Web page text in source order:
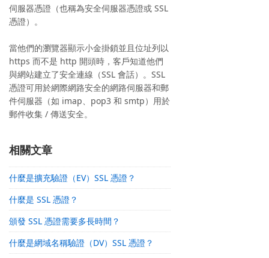
伺服器憑證（也稱為安全伺服器憑證或 SSL
憑證）。
當他們的瀏覽器顯示小金掛鎖並且位址列以
https 而不是 http 開頭時，客戶知道他們
與網站建立了安全連線（SSL 會話）。SSL
憑證可用於網際網路安全的網路伺服器和郵
件伺服器（如 imap、pop3 和 smtp）用於
郵件收集 / 傳送安全。
相關文章
什麼是擴充驗證（EV）SSL 憑證？
什麼是 SSL 憑證？
頒發 SSL 憑證需要多長時間？
什麼是網域名稱驗證（DV）SSL 憑證？